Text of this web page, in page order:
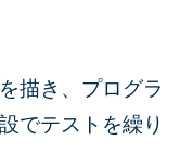
描き、プログラ
でテストを繰り